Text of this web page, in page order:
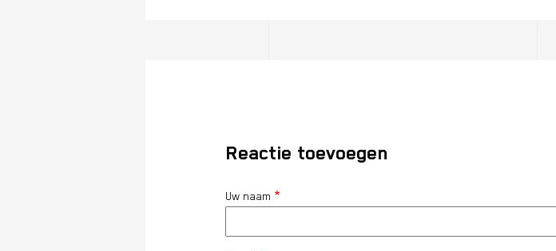
Reactie toevoegen
Uw naam